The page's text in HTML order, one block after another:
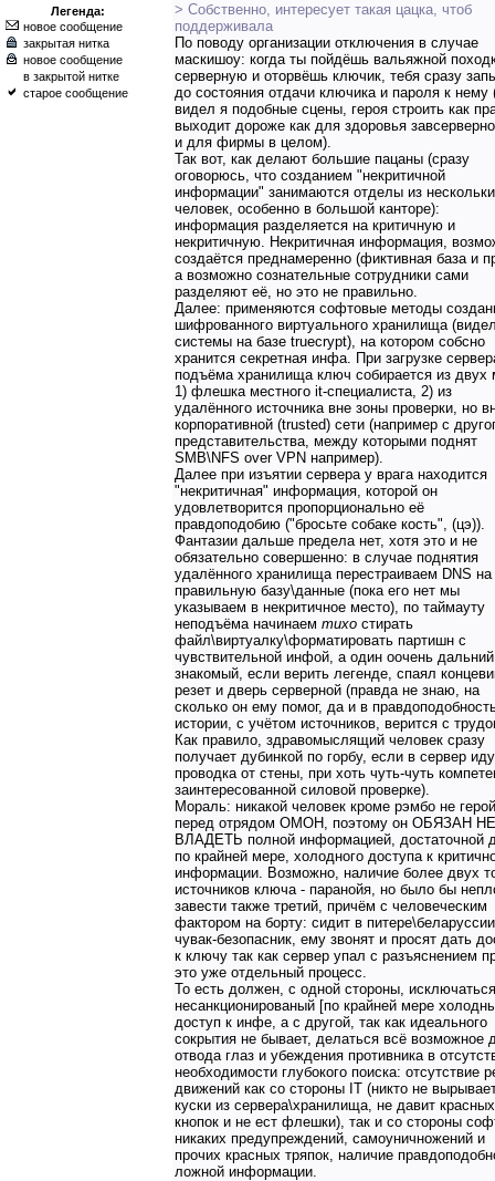
Легенда:
новое сообщение
закрытая нитка
новое сообщение
в закрытой нитке
старое сообщение
> Собственно, интересует такая цацка, чтоб
поддерживала
По поводу организации отключения в случае
маскишоу: когда ты пойдёшь вальяжной
серверную и оторвёшь ключик, тебя сразу
до состояния отдачи ключика и пароля к нему
видел я подобные сцены, героя строить как
выходит дороже как для здоровья
и для фирмы в целом).
Так вот, как делают большие пацаны (сразу
оговорюсь, что созданием "некритичной
информации" занимаются отделы из
человек, особенно в большой канторе):
информация разделяется на критичную и
некритичную. Некритичная информация,
создаётся преднамеренно (фиктивная база и
а возможно сознательные сотрудники сами
разделяют её, но это не правильно.
Далее: применяются софтовые методы
шифрованного виртуального хранилища
системы на базе truecrypt), на котором собсно
хранится секретная инфа. При загрузке
подъёма хранилища ключ собирается из двух
1) флешка местного it-специалиста, 2) из
удалённого источника вне зоны проверки, но
корпоративной (trusted) сети (например с
представительства, между которыми поднят
SMB\NFS over VPN например).
Далее при изъятии сервера у врага находится
"некритичная" информация, которой он
удовлетворится пропорционально её
правдоподобию ("бросьте собаке кость", (цэ)).
Фантазии дальше предела нет, хотя это и не
обязательно совершенно: в случае поднятия
удалённого хранилища перестраиваем DNS на
правильную базу\данные (пока его нет мы
указываем в некритичное место), по таймауту
неподъёма начинаем тихо стирать
файл\виртуалку\форматировать партишн с
чувствительной инфой, а один оочень дальний
знакомый, если верить легенде, спаял
резет и дверь серверной (правда не знаю, на
сколько он ему помог, да и в
истории, с учётом источников, верится с
Как правило, здравомыслящий человек сразу
получает дубинкой по горбу, если в сервер
проводка от стены, при хоть чуть-чуть
заинтересованной силовой проверке).
Мораль: никакой человек кроме рэмбо не герой
перед отрядом ОМОН, поэтому он ОБЯЗАН НЕ
ВЛАДЕТЬ полной информацией, достаточной
по крайней мере, холодного доступа к
информации. Возможно, наличие более двух
источников ключа - паранойя, но было бы
завести также третий, причём с человеческим
фактором на борту: сидит в питере\беларуссии
чувак-безопасник, ему звонят и просят дать
к ключу так как сервер упал с разъяснением
это уже отдельный процесс.
То есть должен, с одной стороны, исключаться
несанкционированый [по крайней мере
доступ к инфе, а с другой, так как идеального
сокрытия не бывает, делаться всё возможное
отвода глаз и убеждения противника в
необходимости глубокого поиска: отсутствие
движений как со стороны IT (никто не
куски из сервера\хранилища, не давит красных
кнопок и не ест флешки), так и со стороны
никаких предупреждений, самоуничножений и
прочих красных тряпок, наличие
ложной информации.